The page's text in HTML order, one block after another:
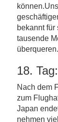
bekannt
tausende
überqueren.
18.
Nach dem
zum
Japan
nehmen